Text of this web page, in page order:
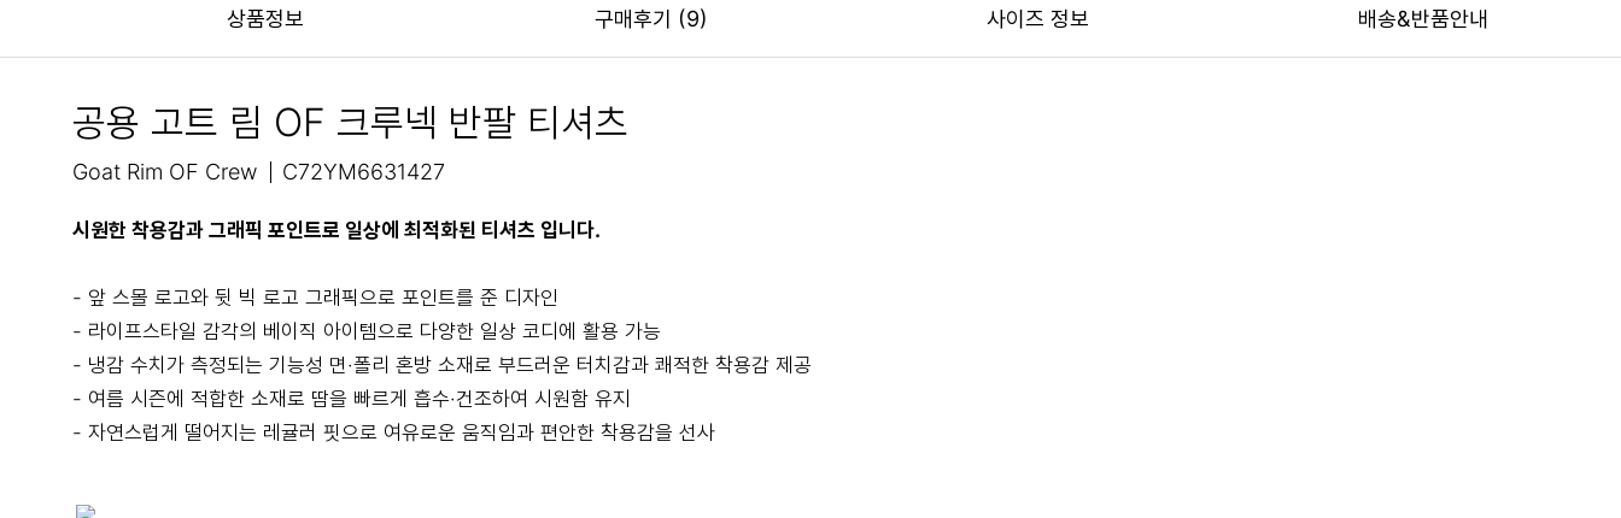
상품정보 구매후기 (9) 사이즈 정보 배송&반품안내
공용 고트 림 OF 크루넥 반팔 티셔츠
Goat Rim OF Crew C72YM6631427
시원한 착용감과 그래픽 포인트로 일상에 최적화된 티셔츠 입니다.
- 앞 스몰 로고와 뒷 빅 로고 그래픽으로 포인트를 준 디자인
- 라이프스타일 감각의 베이직 아이템으로 다양한 일상 코디에 활용 가능
- 냉감 수치가 측정되는 기능성 면·폴리 혼방 소재로 부드러운 터치감과 쾌적한 착용감 제공
- 여름 시즌에 적합한 소재로 땀을 빠르게 흡수·건조하여 시원함 유지
- 자연스럽게 떨어지는 레귤러 핏으로 여유로운 움직임과 편안한 착용감을 선사